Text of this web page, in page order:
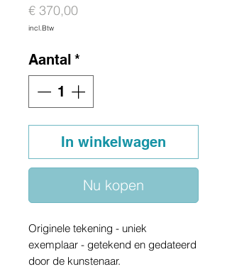
€ 370,00Prijs
incl.Btw
Aantal *
In winkelwagen
Nu kopen
Originele tekening - uniek
exemplaar - getekend en gedateerd
door de kunstenaar.